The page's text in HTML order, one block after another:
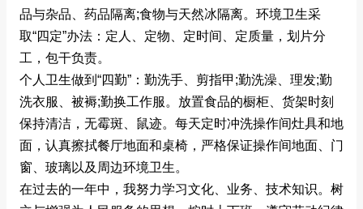
品与杂品、药品隔离;食物与天然冰隔离。环境卫生采
取“四定”办法：定人、定物、定时间、定质量，划片分
工，包干负责。
个人卫生做到“四勤”：勤洗手、剪指甲;勤洗澡、理发;勤
洗衣服、被褥;勤换工作服。放置食品的橱柜、货架时刻
保持清洁，无霉斑、鼠迹。每天定时冲洗操作间灶具和地
面，认真擦拭餐厅地面和桌椅，严格保证操作间地面、门
窗、玻璃以及周边环境卫生。
在过去的一年中，我努力学习文化、业务、技术知识。树